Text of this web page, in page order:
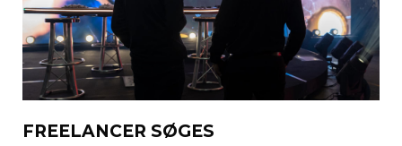
FREELANCER SØGES